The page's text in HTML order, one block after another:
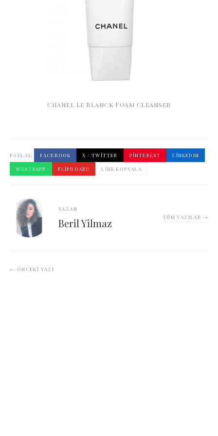
Chanel Le Blanck Foam Cleanser
PAYLAŞ: FACEBOOK X / TWITTER PINTEREST
LINKEDIN
WHATSAPP
FLIPBOARD LINK KOPYALA
YAZAN
Beril Yilmaz TÜM YAZILAR →
← ÖNCEKI YAZI